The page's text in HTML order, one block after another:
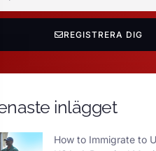
REGISTRERA DIG
inlägget
How to Immigrate to